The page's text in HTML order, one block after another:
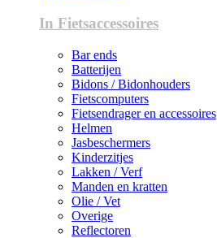
In Fietsaccessoires
Bar ends
Batterijen
Bidons / Bidonhouders
Fietscomputers
Fietsendrager en accessoires
Helmen
Jasbeschermers
Kinderzitjes
Lakken / Verf
Manden en kratten
Olie / Vet
Overige
Reflectoren